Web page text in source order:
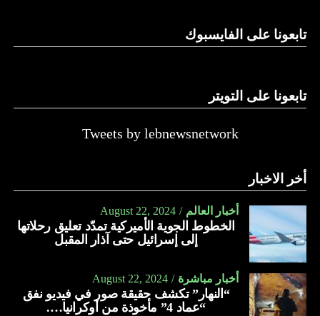
النهار
تابعونا على الفايسبوك
تابعونا على التويتر
Tweets by lebnewsnetwork
أخر الاخبار
أخبار العالم August 22, 2024
الخطوط الجوية الأميركية تمدّد تعليق رحلاتها
إلى إسرائيل حتى آذار المقبل
أخبار مباشرة August 22, 2024
“النهار” تكشف حقيقة صور في فيديو نفق
“عماد 4” مأخوذة من أوكرانيا….